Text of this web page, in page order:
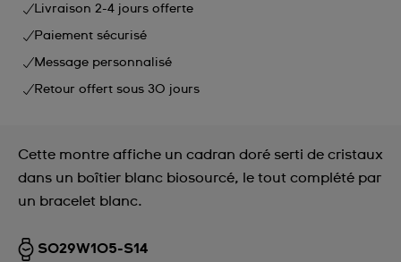
Livraison 2-4 jours offerte
Paiement sécurisé
Message personnalisé
Retour offert sous 30 jours
Cette montre affiche un cadran doré serti de cristaux
dans un boîtier blanc biosourcé, le tout complété par
un bracelet blanc.
SO29W105-S14